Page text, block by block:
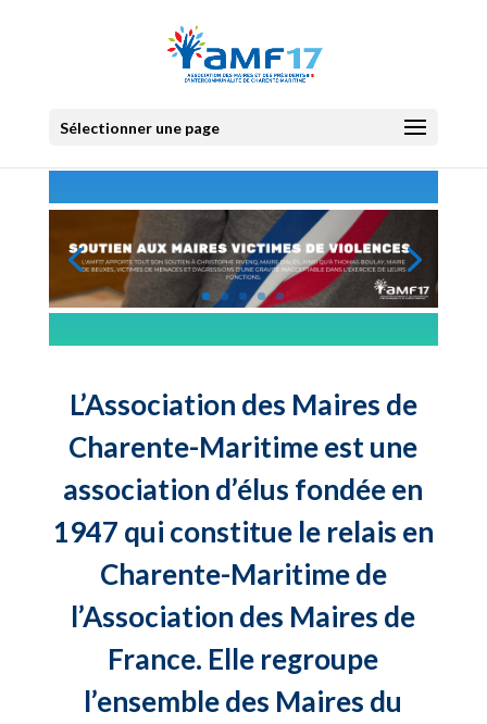
Sélectionner une page
L’Association des Maires de
Charente-Maritime est une
association d’élus fondée en
1947 qui constitue le relais en
Charente-Maritime de
l’Association des Maires de
France. Elle regroupe
l’ensemble des Maires du